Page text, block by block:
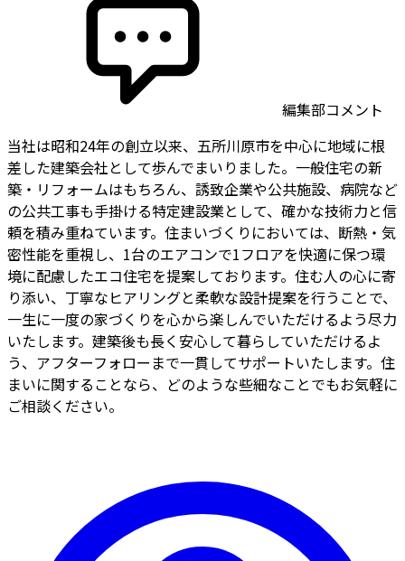
編集部コメント
当社は昭和24年の創立以来、五所川原市を中心に地域に根
差した建築会社として歩んでまいりました。一般住宅の新
築・リフォームはもちろん、誘致企業や公共施設、病院など
の公共工事も手掛ける特定建設業として、確かな技術力と信
頼を積み重ねています。住まいづくりにおいては、断熱・気
密性能を重視し、1台のエアコンで1フロアを快適に保つ環
境に配慮したエコ住宅を提案しております。住む人の心に寄
り添い、丁寧なヒアリングと柔軟な設計提案を行うことで、
一生に一度の家づくりを心から楽しんでいただけるよう尽力
いたします。建築後も長く安心して暮らしていただけるよ
う、アフターフォローまで一貫してサポートいたします。住
まいに関することなら、どのような些細なことでもお気軽に
ご相談ください。